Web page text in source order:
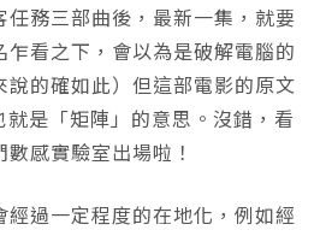
務三部曲後，最新一集，就要
看之下，會以為是破解電腦的
說的確如此）但這部電影的原文
是「矩陣」的意思。沒錯，看
感實驗室出場啦！
經過一定程度的在地化，例如經